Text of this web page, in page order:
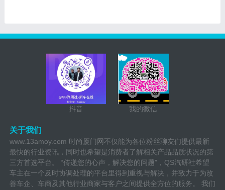
抖音 我的微信
关于我们
www.13amoy.com 时尚厦门网不仅能为各位粉丝聊友们提供最新
最快的行业资讯，同时也希望是消费者了解相关产品品质状况的第
三方首选平台。 “传递您的心声，解决您的问题”，QS汽研社希望
车主在一个及时协调处理的平台里得到重视与解决，并致力于为改
善车企、车商及其他行业商家与客户之间提供全方位的服务。 我们